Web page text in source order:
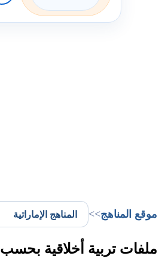
موقع المناهج>>
ملفات تربية أخلاقية بحسب 0 في الإمارات